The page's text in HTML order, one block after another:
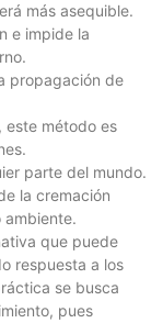
más asequible.
e impide la
propagación de
este método es
parte del mundo.
la cremación
ambiente.
que puede
respuesta a los
se busca
pues